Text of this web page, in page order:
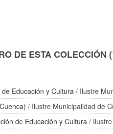
DE ESTA COLECCIÓN
Educación y Cultura / Ilustre
/ Ilustre Municipalidad de
de Educación y Cultura /